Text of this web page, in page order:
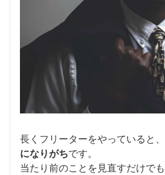
長くフリーターをやっていると、
になりがちです。
当たり前のことを見直すだけで